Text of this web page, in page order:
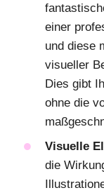
einer
und diese
visueller
Dies gibt
ohne die
Visuelle
die